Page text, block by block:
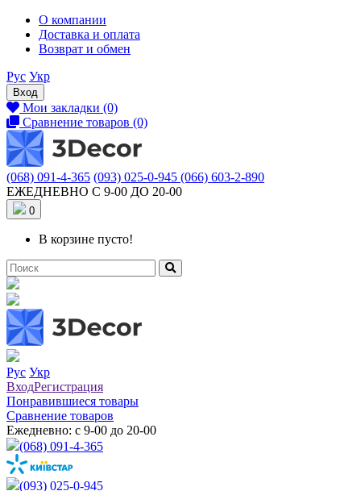
О компании
Доставка и оплата
Возврат и обмен
Рус Укр
Вход
Мои закладки (0)
Сравнение товаров (0)
(068) 091-4-365 (093) 025-0-945 (066) 603-2-890
ЕЖЕДНЕВНО С 9-00 ДО 20-00
0
В корзине пусто!
Рус Укр
ВходРегистрация
Понравившиеся товары
Сравнение товаров
Ежедневно: с 9-00 до 20-00
(068) 091-4-365
(093) 025-0-945